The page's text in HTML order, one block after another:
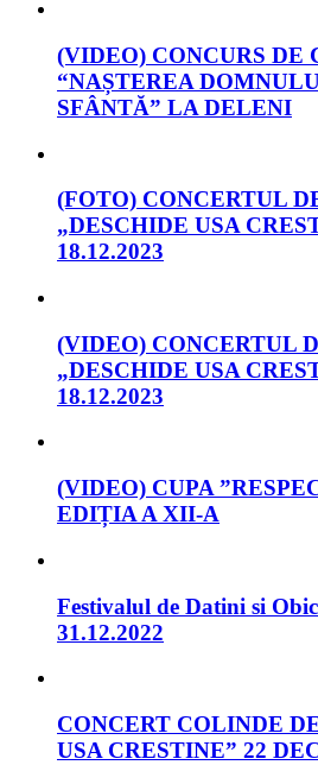
(VIDEO) CONCURS DE
“NAȘTEREA
SFÂNTĂ” LA DELENI
(FOTO) CONCERTUL
„DESCHIDE USA
18.12.2023
(VIDEO) CONCERTUL
„DESCHIDE USA
18.12.2023
(VIDEO) CUPA
EDIȚIA A XII-A
Festivalul de Datini si
31.12.2022
CONCERT COLINDE
USA CRESTINE” 22